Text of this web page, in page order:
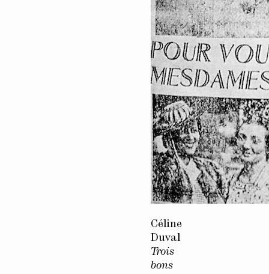
Céline
Duval
Trois
bons